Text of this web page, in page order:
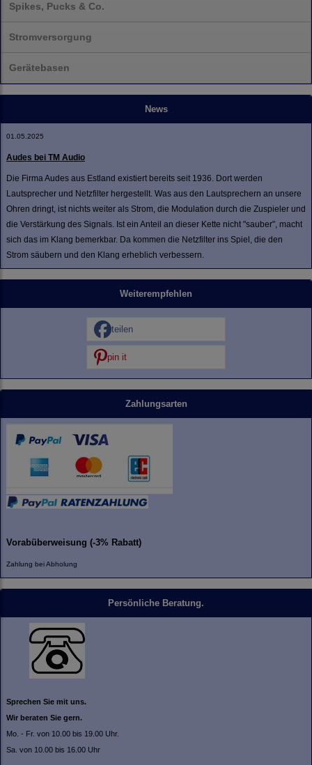
Spikes, Pucks & Co.
Stromversorgung
Gerätebasen
News
01.05.2025
Audes bei TM Audio
Die Firma Audes aus Estland existiert bereits seit 1936. Dort werden
Lautsprecher und Netzfilter hergestellt. Was aus den Lautsprechern an unsere
Ohren dringt, ist nichts weiter als Strom, die Modulation durch die Zuspieler und
die Verstärkung des Signals. Ist ein Anteil an dieser Kette nicht "sauber", macht
sich das im Klang bemerkbar. Da kommen die Netzfilter ins Spiel, die den
Strom säubern und den Klang erheblich verbessern.
Weiterempfehlen
teilen
pin it
Zahlungsarten
Vorabüberweisung (-3% Rabatt)
Zahlung bei Abholung
Persönliche Beratung.
Sprechen Sie mit uns.
Wir beraten Sie gern.
Mo. - Fr. von 10.00 bis 19.00 Uhr.
Sa. von 10.00 bis 16.00 Uhr